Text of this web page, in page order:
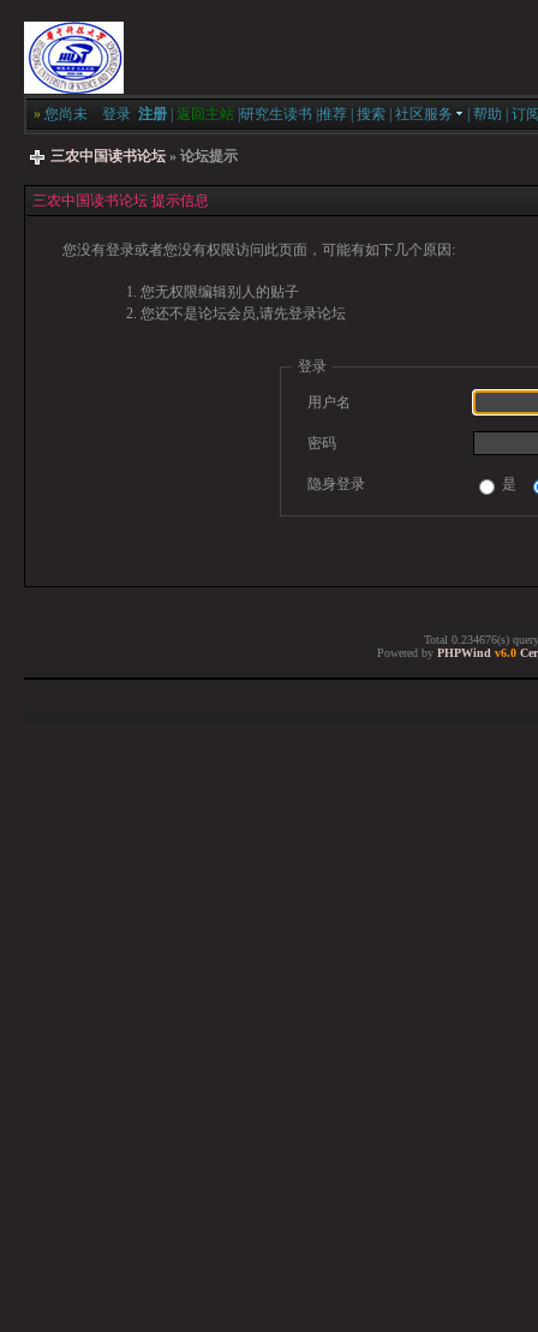
» 您尚未 登录 注册 返回主站 研究生读书 推荐 搜索 社区服务 帮助 订
三农中国读书论坛 » 论坛提示
三农中国读书论坛 提示信息
您没有登录或者您没有权限访问此页面，可能有如下几个原因:
您无权限编辑别人的贴子
您还不是论坛会员,请先登录论坛
登录
用户名
密码
隐身登录 是
Total 0.234676(s)
Powered by PHPWind v6.0